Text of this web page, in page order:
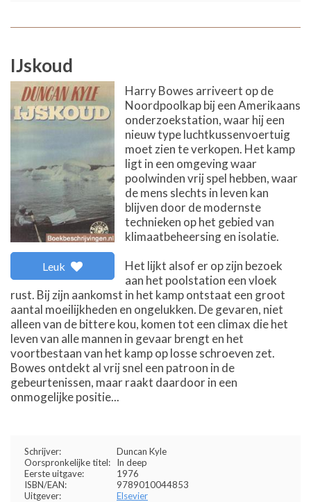
IJskoud
Leuk
Harry Bowes arriveert op de
Noordpoolkap bij een Amerikaans
onderzoekstation, waar hij een
nieuw type luchtkussenvoertuig
moet zien te verkopen. Het kamp
ligt in een omgeving waar
poolwinden vrij spel hebben, waar
de mens slechts in leven kan
blijven door de modernste
technieken op het gebied van
klimaatbeheersing en isolatie.
Het lijkt alsof er op zijn bezoek
aan het poolstation een vloek
rust. Bij zijn aankomst in het kamp ontstaat een groot
aantal moeilijkheden en ongelukken. De gevaren, niet
alleen van de bittere kou, komen tot een climax die het
leven van alle mannen in gevaar brengt en het
voortbestaan van het kamp op losse schroeven zet.
Bowes ontdekt al vrij snel een patroon in de
gebeurtenissen, maar raakt daardoor in een
onmogelijke positie...
Schrijver:
Duncan Kyle
Oorspronkelijke titel:
In deep
Eerste uitgave:
1976
ISBN/EAN:
9789010044853
Uitgever:
Elsevier